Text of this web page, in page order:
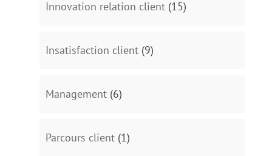
Innovation relation client(15)
Insatisfaction client(9)
Management(6)
Parcours client(1)